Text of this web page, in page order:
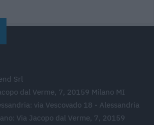
Srl
dal Verme, 7, 20159 Milano MI
via Vescovado 18 - Alessandria
Via Jacopo dal Verme, 7, 20159